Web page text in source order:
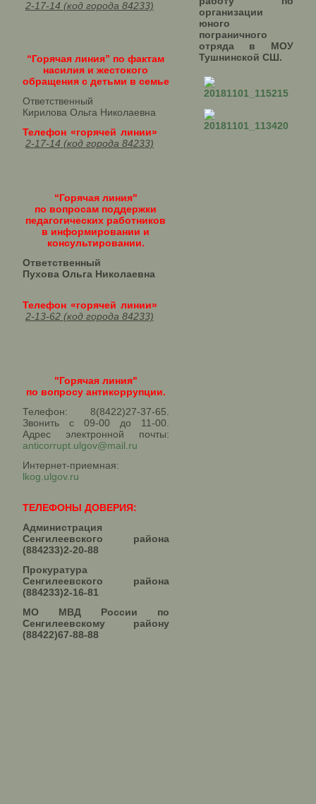
2-17-14 (код города 84233)
“Горячая линия” по фактам
насилия и жестокого
обращения с детьми в семье
Ответственный
Кирилова Ольга Николаевна
Телефон «горячей линии»
2-17-14 (код города 84233)
“Горячая линия"
по вопросам поддержки
педагогических работников
в информировании и
консультировании.
Ответственный
Пухова Ольга Николаевна
Телефон «горячей линии»
2-13-62 (код города 84233)
"Горячая линия"
по вопросу антикоррупции.
Телефон: 8(8422)27-37-65.
Звонить с 09-00 до 11-00.
Адрес электронной почты:
anticorrupt.ulgov@mail.ru
Интернет-приемная:
lkog.ulgov.ru
ТЕЛЕФОНЫ ДОВЕРИЯ:
Администрация
Сенгилеевского района
(884233)2-20-88
Прокуратура
Сенгилеевского района
(884233)2-16-81
МО МВД России по
Сенгилеевскому району
(88422)67-88-88
организации
юного
пограничного
отряда в МОУ
Тушнинской СШ.